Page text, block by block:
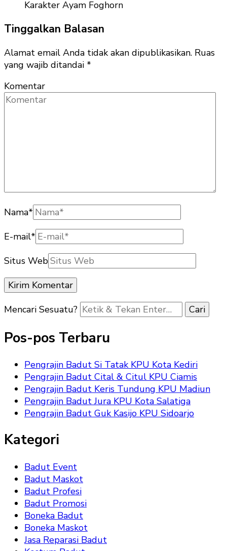
Tinggalkan Balasan
Alamat email Anda tidak akan dipublikasikan. Ruas
yang wajib ditandai *
Komentar
Nama*
E-mail*
Situs Web
Mencari Sesuatu?
Pos-pos Terbaru
Pengrajin Badut Si Tatak KPU Kota Kediri
Pengrajin Badut Cital & Citul KPU Ciamis
Pengrajin Badut Keris Tundung KPU Madiun
Pengrajin Badut Jura KPU Kota Salatiga
Pengrajin Badut Guk Kasijo KPU Sidoarjo
Kategori
Badut Event
Badut Maskot
Badut Profesi
Badut Promosi
Boneka Badut
Boneka Maskot
Jasa Reparasi Badut